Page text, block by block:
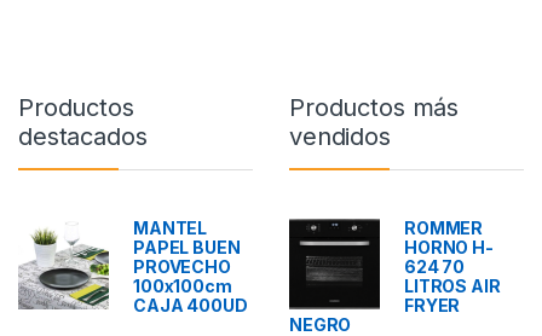
Productos
destacados
MANTEL
PAPEL BUEN
PROVECHO
100x100cm
CAJA 400UD
Productos más
vendidos
ROMMER
HORNO H-
624 70
LITROS AIR
FRYER
NEGRO